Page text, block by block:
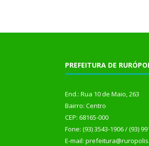
PREFEITURA DE
End.: Rua 10 de Maio, 263
Bairro: Centro
CEP: 68165-000
Fone: (93) 3543-1906 / (93)
E-mail: